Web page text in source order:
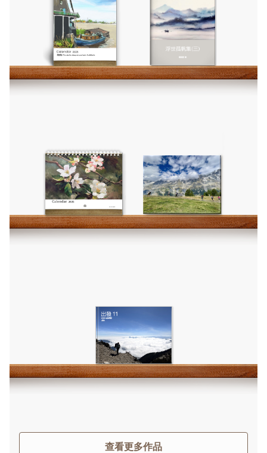
查看更多作品